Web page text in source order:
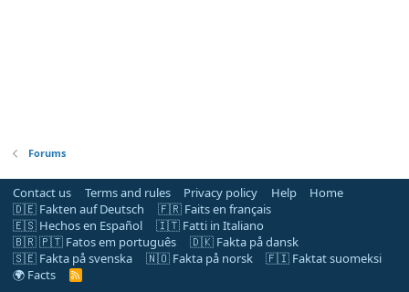
Forums
Contact us Terms and rules Privacy policy Help
Home
🇩🇪 Fakten auf Deutsch
🇫🇷 Faits en français
🇪🇸 Hechos en Español
🇮🇹 Fatti in Italiano
🇧🇷 🇵🇹 Fatos em português
🇩🇰 Fakta på dansk
🇸🇪 Fakta på svenska
🇳🇴 Fakta på norsk
🇫🇮 Faktat suomeksi
🌍 Facts
R